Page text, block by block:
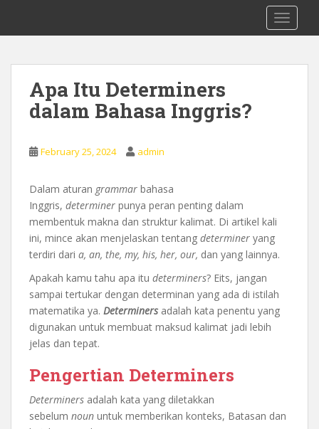
i
0878 8705 9305 Kursus Bahasa Inggis
dari Dasar Untuk Pemula Mataram
Apa Itu Determiners
dalam Bahasa Inggris?
February 25, 2024 admin
Dalam aturan grammar bahasa
Inggris, determiner punya peran penting dalam
membentuk makna dan struktur kalimat. Di artikel kali
ini, mince akan menjelaskan tentang determiner yang
terdiri dari a, an, the, my, his, her, our, dan yang lainnya.
Apakah kamu tahu apa itu determiners? Eits, jangan
sampai tertukar dengan determinan yang ada di istilah
matematika ya. Determiners adalah kata penentu yang
digunakan untuk membuat maksud kalimat jadi lebih
jelas dan tepat.
Pengertian Determiners
Determiners adalah kata yang diletakkan
sebelum noun untuk memberikan konteks, Batasan dan